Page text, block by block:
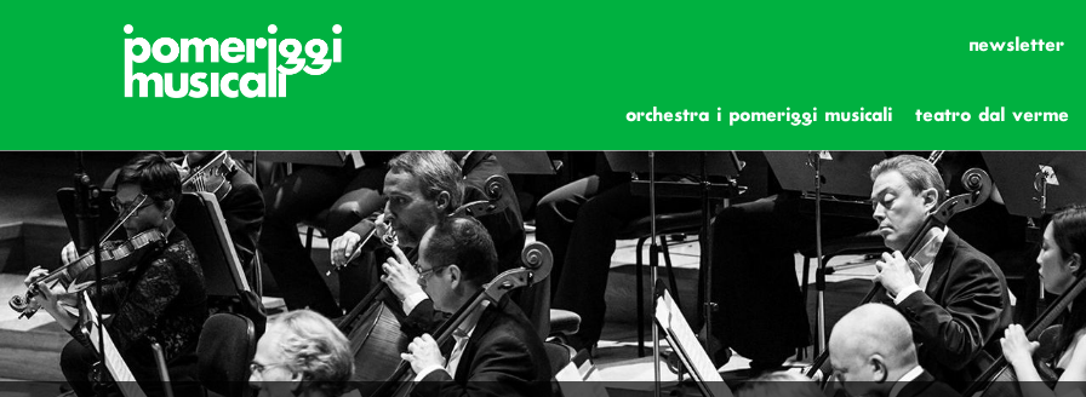
newsletter
orchestra i pomeriggi musicali teatro dal verme